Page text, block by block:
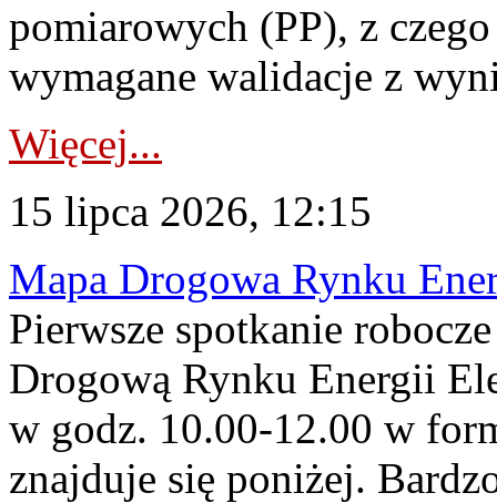
pomiarowych (PP), z
wymagane walidacje z
Więcej...
15 lipca 2026, 12:15
Mapa Drogowa Rynku
Pierwsze spotkanie
Drogową Rynku Energii
w godz. 10.00-12.00 w
znajduje się poniżej.